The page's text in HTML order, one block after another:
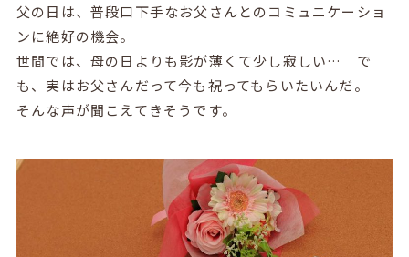
父の日は、普段口下手なお父さんとのコミュニケーショ
ンに絶好の機会。
世間では、母の日よりも影が薄くて少し寂しい… で
も、実はお父さんだって今も祝ってもらいたいんだ。
そんな声が聞こえてきそう です。